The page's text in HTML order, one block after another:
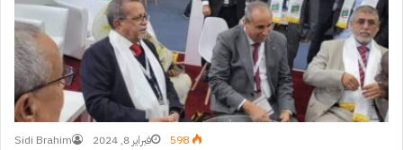
Sidi Brahim فبراير 8, 2024